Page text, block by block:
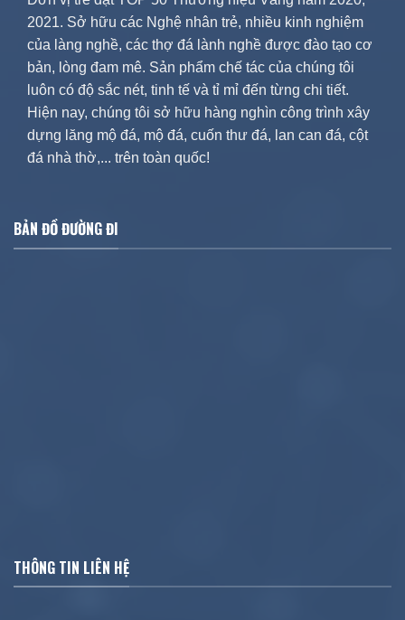
2021. Sở hữu các Nghệ nhân trẻ, nhiều kinh nghiệm
của làng nghề, các thợ đá lành nghề được đào tạo cơ
bản, lòng đam mê. Sản phẩm chế tác của chúng tôi
luôn có độ sắc nét, tinh tế và tỉ mỉ đến từng chi tiết.
Hiện nay, chúng tôi sở hữu hàng nghìn công trình xây
dựng lăng mộ đá, mộ đá, cuốn thư đá, lan can đá, cột
đá nhà thờ,... trên toàn quốc!
BẢN ĐỒ ĐƯỜNG ĐI
THÔNG TIN LIÊN HỆ